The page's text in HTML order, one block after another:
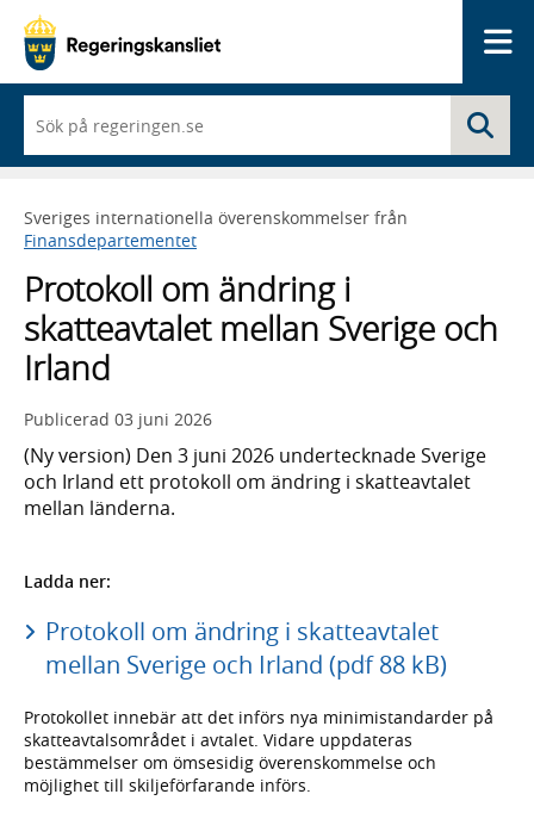
du
börjar
skriva
framträder
en
med
sökförslag
Sveriges internationella överenskommelser från
Finansdepartementet
Protokoll om ändring i
skatteavtalet mellan Sverige och
Irland
Publicerad 03 juni 2026
(Ny version) Den 3 juni 2026 undertecknade Sverige
och Irland ett protokoll om ändring i skatteavtalet
mellan länderna.
Ladda ner:
Protokoll om ändring i skatteavtalet
mellan Sverige och Irland (pdf 88 kB)
Protokollet innebär att det införs nya minimistandarder på
skatteavtals­området i avtalet. Vidare uppdateras
bestämmelser om ömsesidig överenskommelse och
möjlighet till skiljeförfarande införs.